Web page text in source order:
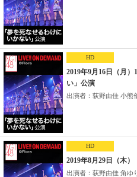
HD
2019年9月16日（月
い」公演
出演者：荻野由佳 小熊
HD
2019年8月29日（木
出演者：荻野由佳 角ゆ